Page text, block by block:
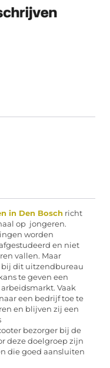
in Den Bosch richt
op jongeren.
worden
en niet
vallen. Maar
dit uitzendbureau
te geven een
Vaak
een bedrijf toe te
en blijven zij een
bezorger bij de
deze doelgroep zijn
die goed aansluiten